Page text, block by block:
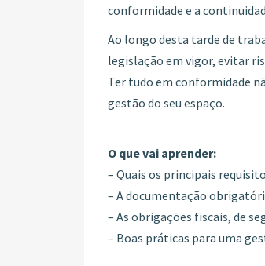
conformidade e a
Ao longo desta tarde de
legislação em vigor, evitar
Ter tudo em conformidade
gestão do seu espaço.
O que vai aprender:
– Quais os principais
– A documentação
– As obrigações fiscais, de
– Boas práticas para uma